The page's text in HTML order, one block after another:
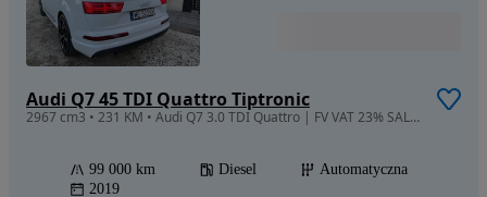
Audi Q7 45 TDI Quattro Tiptronic
2967 cm3 • 231 KM • Audi Q7 3.0 TDI Quattro | FV VAT 23% SALON POLSKA| Pneumatyka | Vir
99 000 km Diesel
Automatyczna
2019